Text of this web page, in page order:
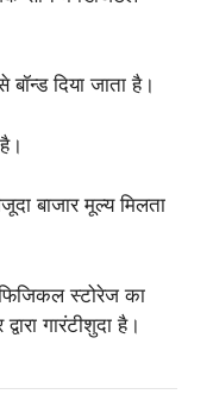
दिया जाता है।
बाजार मूल्य मिलता
स्टोरेज का
गारंटीशुदा है।